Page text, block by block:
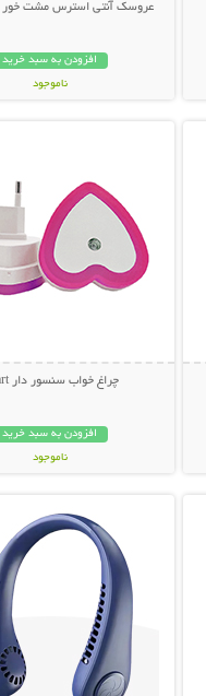
عروسک آنتی استرس مشت خور Punch Me
افزودن به سبد خرید
ناموجود
چراغ خواب سنسور دار Heart
افزودن به سبد خرید
ناموجود